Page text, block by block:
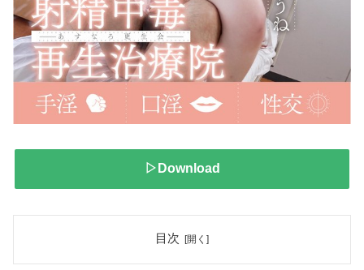
▷Download
目次